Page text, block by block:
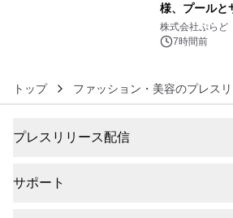
様、プールと
きで Villa
素泊りプラン
株式会社ぷらど
7時間前
トップ ファッション・美容のプレス
プレスリリース配信
サポート